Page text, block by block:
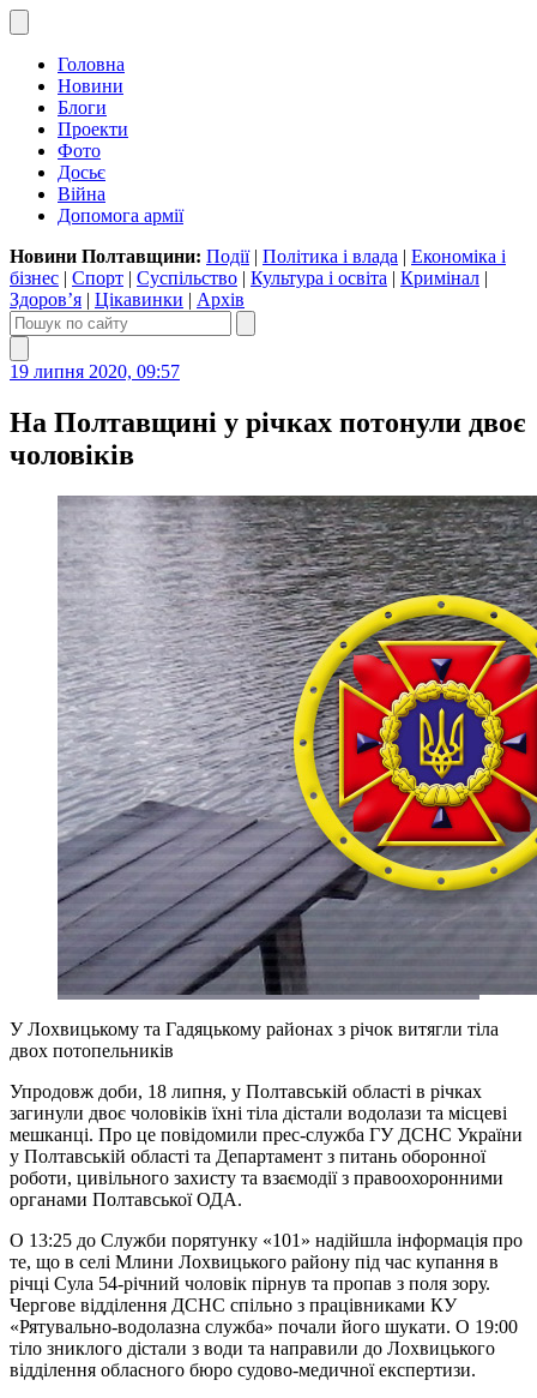
Головна
Новини
Блоги
Проекти
Фото
Досьє
Війна
Допомога армії
Новини Полтавщини: Події| Політика і влада | Економіка і
бізнес | Спорт | Суспільство | Культура і освіта | Кримінал |
Здоров’я | Цікавинки | Архів
19 липня 2020, 09:57
На Полтавщині у річках потонули двоє
чоловіків
У Лохвицькому та Гадяцькому районах з річок витягли тіла
двох потопельників
Упродовж доби, 18 липня, у Полтавській області в річках
загинули двоє чоловіків їхні тіла дістали водолази та місцеві
мешканці. Про це повідомили прес-служба ГУ ДСНС України
у Полтавській області та Департамент з питань оборонної
роботи, цивільного захисту та взаємодії з правоохоронними
органами Полтавської ОДА.
О 13:25 до Служби порятунку «101» надійшла інформація про
те, що в селі Млини Лохвицького району під час купання в
річці Сула 54-річний чоловік пірнув та пропав з поля зору.
Чергове відділення ДСНС спільно з працівниками КУ
«Рятувально-водолазна служба» почали його шукати. О 19:00
тіло зниклого дістали з води та направили до Лохвицького
відділення обласного бюро судово-медичної експертизи.